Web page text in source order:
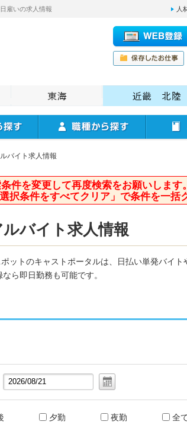
雇いの求人情報 人
バイト求人情報
件を変更して再度検索をお願いします
択条件をすべてクリア」で条件を一括
バイト求人情報
ットのキャストポータルは、日払い単発バイ
ら即日勤務も可能です。
夕勤 夜勤 全